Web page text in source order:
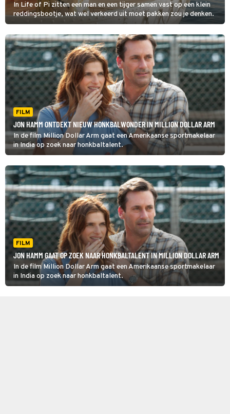
In Life of Pi zitten een man en een tijger samen vast op een klein
reddingsbootje, wat wel verkeerd uit moet pakken zou je denken.
FILM
JON HAMM ONTDEKT NIEUW HONKBALWONDER IN MILLION DOLLAR ARM
In de film Million Dollar Arm gaat een Amerikaanse sportmakelaar
in India op zoek naar honkbaltalent.
FILM
JON HAMM GAAT OP ZOEK NAAR HONKBALTALENT IN MILLION DOLLAR ARM
In de film Million Dollar Arm gaat een Amerikaanse sportmakelaar
in India op zoek naar honkbaltalent.